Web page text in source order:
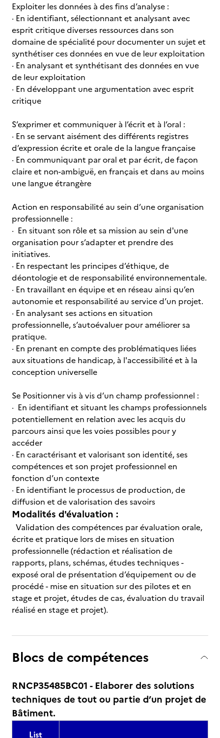
Exploiter les données à des fins d’analyse :
· En identifiant, sélectionnant et analysant avec
esprit critique diverses ressources dans son
domaine de spécialité pour documenter un sujet et
synthétiser ces données en vue de leur exploitation
· En analysant et synthétisant des données en vue
de leur exploitation
· En développant une argumentation avec esprit
critique
S’exprimer et communiquer à l’écrit et à l’oral :
· En se servant aisément des différents registres
d’expression écrite et orale de la langue française
· En communiquant par oral et par écrit, de façon
claire et non-ambiguë, en français et dans au moins
une langue étrangère
Action en responsabilité au sein d’une organisation
professionnelle :
· En situant son rôle et sa mission au sein d'une
organisation pour s’adapter et prendre des
initiatives.
· En respectant les principes d’éthique, de
déontologie et de responsabilité environnementale.
· En travaillant en équipe et en réseau ainsi qu’en
autonomie et responsabilité au service d’un projet.
· En analysant ses actions en situation
professionnelle, s’autoévaluer pour améliorer sa
pratique.
· En prenant en compte des problématiques liées
aux situations de handicap, à l'accessibilité et à la
conception universelle
Se Positionner vis à vis d’un champ professionnel :
· En identifiant et situant les champs professionnels
potentiellement en relation avec les acquis du
parcours ainsi que les voies possibles pour y
accéder
· En caractérisant et valorisant son identité, ses
compétences et son projet professionnel en
fonction d’un contexte
· En identifiant le processus de production, de
diffusion et de valorisation des savoirs
Modalités d'évaluation :
Validation des compétences par évaluation orale,
écrite et pratique lors de mises en situation
professionnelle (rédaction et réalisation de
rapports, plans, schémas, études techniques -
exposé oral de présentation d’équipement ou de
procédé - mise en situation sur des pilotes et en
stage et projet, études de cas, évaluation du travail
réalisé en stage et projet).
Blocs de compétences
RNCP35485BC01 - Elaborer des solutions
techniques de tout ou partie d’un projet de
Bâtiment.
List